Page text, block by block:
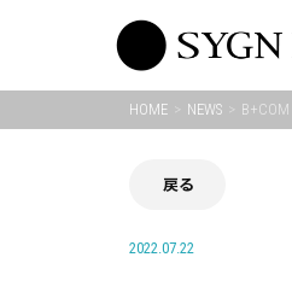
HOME NEWS
戻る
2022.07.22